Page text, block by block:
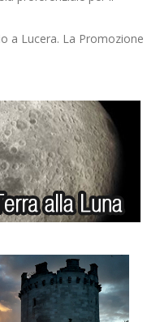
a Lucera. La Promozione